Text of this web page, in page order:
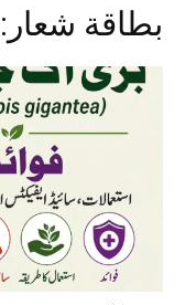
بطاقة شعار: